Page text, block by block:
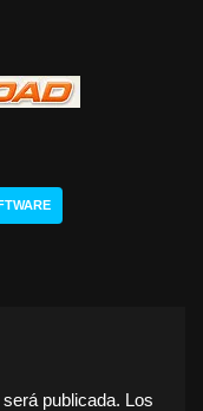
publicada. Los